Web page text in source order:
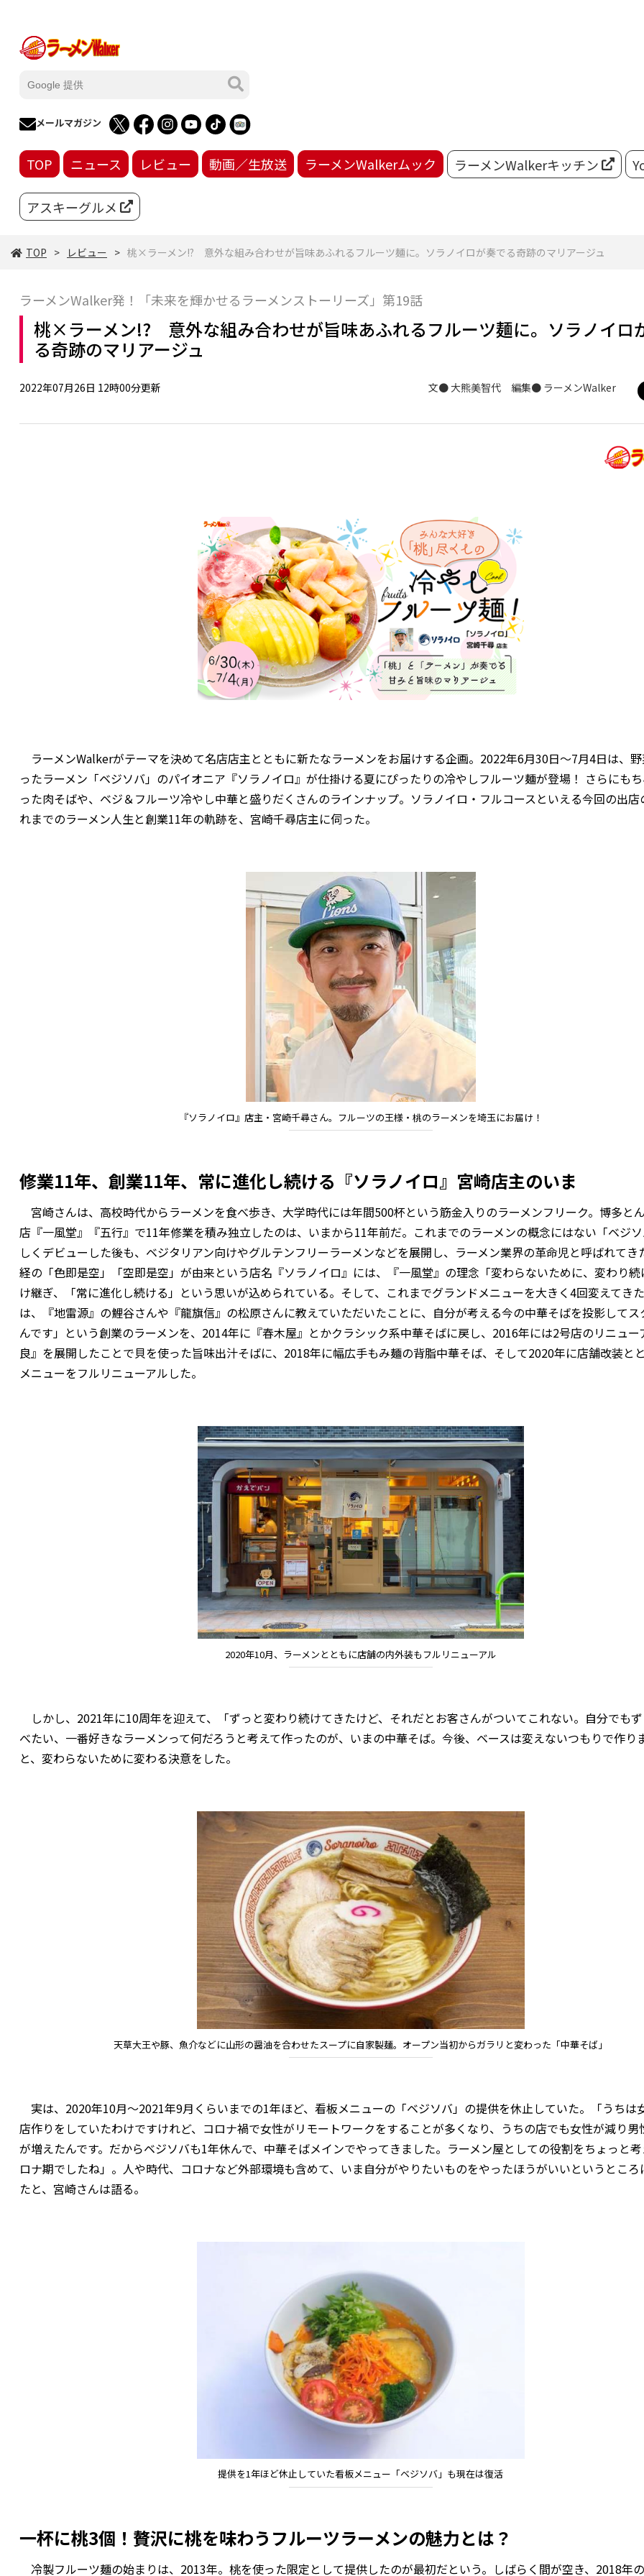
メールマガジン
TOP ニュース レビュー 動画／生放送 ラーメンWalkerムック ラーメンWalkerキッチン
アスキーグルメ
TOP レビュー 桃×ラーメン!? 意外な組み合わせが旨味あふれるフルーツ麺に。ソラノイロが奏でる奇跡のマリアージュ
ラーメンWalker発！「未来を輝かせるラーメンストーリーズ」第19話
桃×ラーメン!? 意外な組み合わせが旨味あふれるフルーツ麺に。ソラノイロ
る奇跡のマリアージュ
2022年07月26日 12時00分更新 文● 大熊美智代 編集● ラーメンWalker
ラーメンWalkerがテーマを決めて名店店主とともに新たなラーメンをお届けする企画。2022年6月30日～7月4日は、
ったラーメン「ベジソバ」のパイオニア『ソラノイロ』が仕掛ける夏にぴったりの冷やしフルーツ麺が登場！ さらにも
った肉そばや、ベジ＆フルーツ冷やし中華と盛りだくさんのラインナップ。ソラノイロ・フルコースといえる今回の出店
れまでのラーメン人生と創業11年の軌跡を、宮崎千尋店主に伺った。
『ソラノイロ』店主・宮崎千尋さん。フルーツの王様・桃のラーメンを埼玉にお届け！
修業11年、創業11年、常に進化し続ける『ソラノイロ』宮崎店主のいま
宮崎さんは、高校時代からラーメンを食べ歩き、大学時代には年間500杯という筋金入りのラーメンフリーク。博多と
店『一風堂』『五行』で11年修業を積み独立したのは、いまから11年前だ。これまでのラーメンの概念にはない「ベジ
しくデビューした後も、ベジタリアン向けやグルテンフリーラーメンなどを展開し、ラーメン業界の革命児と呼ばれてき
経の「色即是空」「空即是空」が由来という店名『ソラノイロ』には、『一風堂』の理念「変わらないために、変わり続
け継ぎ、「常に進化し続ける」という思いが込められている。そして、これまでグランドメニューを大きく4回変えてき
は、『地雷源』の鯉谷さんや『龍旗信』の松原さんに教えていただいたことに、自分が考える今の中華そばを投影してス
んです」という創業のラーメンを、2014年に『春木屋』とかクラシック系中華そばに戻し、2016年には2号店のリニュー
良』を展開したことで貝を使った旨味出汁そばに、2018年に幅広手もみ麺の背脂中華そば、そして2020年に店舗改装と
メニューをフルリニューアルした。
2020年10月、ラーメンとともに店舗の内外装もフルリニューアル
しかし、2021年に10周年を迎えて、「ずっと変わり続けてきたけど、それだとお客さんがついてこれない。自分でも
べたい、一番好きなラーメンって何だろうと考えて作ったのが、いまの中華そば。今後、ベースは変えないつもりで作り
と、変わらないために変わる決意をした。
天草大王や豚、魚介などに山形の醤油を合わせたスープに自家製麺。オープン当初からガラリと変わった「中華そば」
実は、2020年10月～2021年9月くらいまでの1年ほど、看板メニューの「ベジソバ」の提供を休止していた。「うちは
店作りをしていたわけですけれど、コロナ禍で女性がリモートワークをすることが多くなり、うちの店でも女性が減り男
が増えたんです。だからベジソバも1年休んで、中華そばメインでやってきました。ラーメン屋としての役割をちょっと
ロナ期でしたね」。人や時代、コロナなど外部環境も含めて、いま自分がやりたいものをやったほうがいいというところ
たと、宮崎さんは語る。
提供を1年ほど休止していた看板メニュー「ベジソバ」も現在は復活
一杯に桃3個！贅沢に桃を味わうフルーツラーメンの魅力とは？
冷製フルーツ麺の始まりは、2013年。桃を使った限定として提供したのが最初だという。しばらく間が空き、2018年